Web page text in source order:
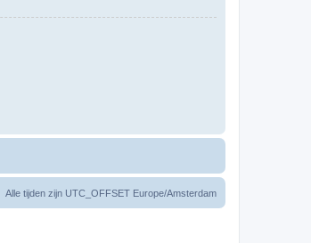
Alle tijden zijn UTC_OFFSET Europe/Amsterdam